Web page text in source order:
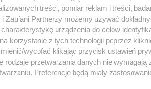
się w weselowym
czeka też debiut
treści, pomiar reklam i treści,
Zaufani Partnerzy możemy używać
urządzenia do celów
korzystanie z tych technologii poprzez
wycofać klikając przycisk ustawień
rodzaje przetwarzania danych nie wymagają
Preferencje będą miały